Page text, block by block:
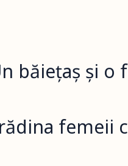
băiețaș și o
femeii